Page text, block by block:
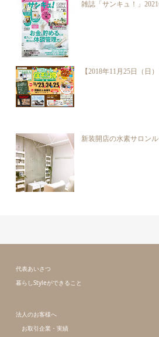
雑誌「サンキュ！」
【2018年11月25日（日
新装開店の水素サロン
代表あいさつ
暮らしStyleができること
法人のお客様へ
お取引企業・実績